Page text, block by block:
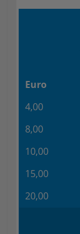
Euro
4,00
8,00
10,00
15,00
20,00